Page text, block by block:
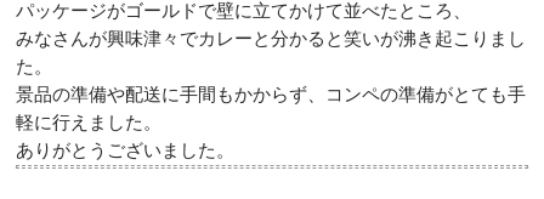
パッケージがゴールドで壁に立てかけて並べたところ、
みなさんが興味津々でカレーと分かると笑いが沸き起こりまし
た。
景品の準備や配送に手間もかからず、コンペの準備がとても手
軽に行えました。
ありがとうございました。